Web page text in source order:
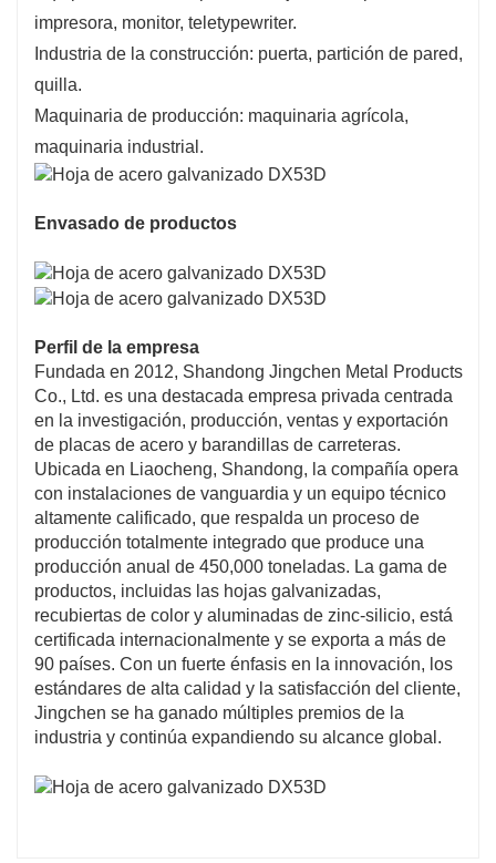
impresora, monitor, teletypewriter.
Industria de la construcción: puerta, partición de pared,
quilla.
Maquinaria de producción: maquinaria agrícola,
maquinaria industrial.
Envasado de productos
Perfil de la empresa
Fundada en 2012, Shandong Jingchen Metal Products
Co., Ltd. es una destacada empresa privada centrada
en la investigación, producción, ventas y exportación
de placas de acero y barandillas de carreteras.
Ubicada en Liaocheng, Shandong, la compañía opera
con instalaciones de vanguardia y un equipo técnico
altamente calificado, que respalda un proceso de
producción totalmente integrado que produce una
producción anual de 450,000 toneladas. La gama de
productos, incluidas las hojas galvanizadas,
recubiertas de color y aluminadas de zinc-silicio, está
certificada internacionalmente y se exporta a más de
90 países. Con un fuerte énfasis en la innovación, los
estándares de alta calidad y la satisfacción del cliente,
Jingchen se ha ganado múltiples premios de la
industria y continúa expandiendo su alcance global.